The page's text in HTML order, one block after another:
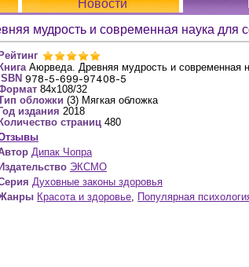
Новости
мудрость и современная наука для
Рейтинг
Книга Аюрведа. Древняя мудрость и современная
ISBN
84x108/32
обложки (3) Мягкая обложка
Год издания 2018
Количество страниц 480
Дипак Чопра
Издательство ЭКСМО
Духовные законы здоровья
Красота и здоровье, Популярная